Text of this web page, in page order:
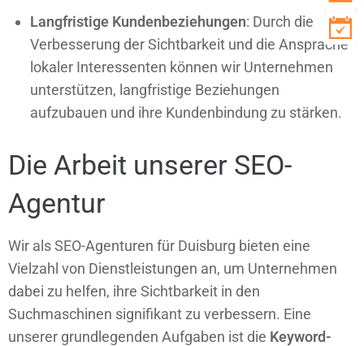
Langfristige Kundenbeziehungen: Durch die
Verbesserung der Sichtbarkeit und die Ansprache
lokaler Interessenten können wir Unternehmen
unterstützen, langfristige Beziehungen
aufzubauen und ihre Kundenbindung zu stärken.
Die Arbeit unserer SEO-
Agentur
Wir als SEO-Agenturen für Duisburg bieten eine
Vielzahl von Dienstleistungen an, um Unternehmen
dabei zu helfen, ihre Sichtbarkeit in den
Suchmaschinen signifikant zu verbessern. Eine
unserer grundlegenden Aufgaben ist die Keyword-